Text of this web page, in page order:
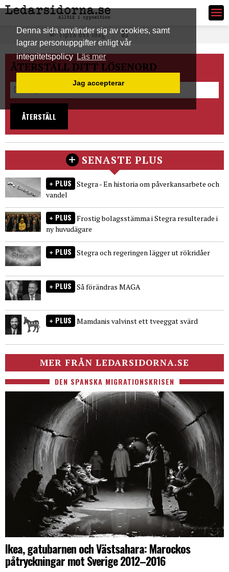
Denna sida använder sig av cookies, samt
lagrar personuppgifter enligt vår
integritetspolicyLäs mer
Jag accepterar
Ledarsidorna.se
Tipsa oss idag
ÅTERSTÄLL DITT LÖSENORD
ÅTERSTÄLL
SENASTE PLUS
PLUS Stegra - En historia om påverkansarbete och
vandel
PLUS Frostig bolagsstämma i Stegra resulterade i
ny huvudägare
PLUS Stegra och regeringen lägger ut rökridåer
PLUS Så förändras MAGA
PLUS Mamdanis valvinst ett tveeggat svärd
MER FRÅN LEDARSIDORNA.SE
DEN SPANSKA MIGRATIONSKRISEN
Ikea, gatubarnen och Västsahara: Marockos
påtryckningar mot Sverige 2012–2016